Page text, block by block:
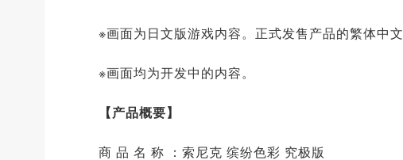
※画面为日文版游戏内容。正式发售产品的繁体中文
※画面均为开发中的内容。
【产品概要】
商 品 名 称 ：索尼克 缤纷色彩 究极版